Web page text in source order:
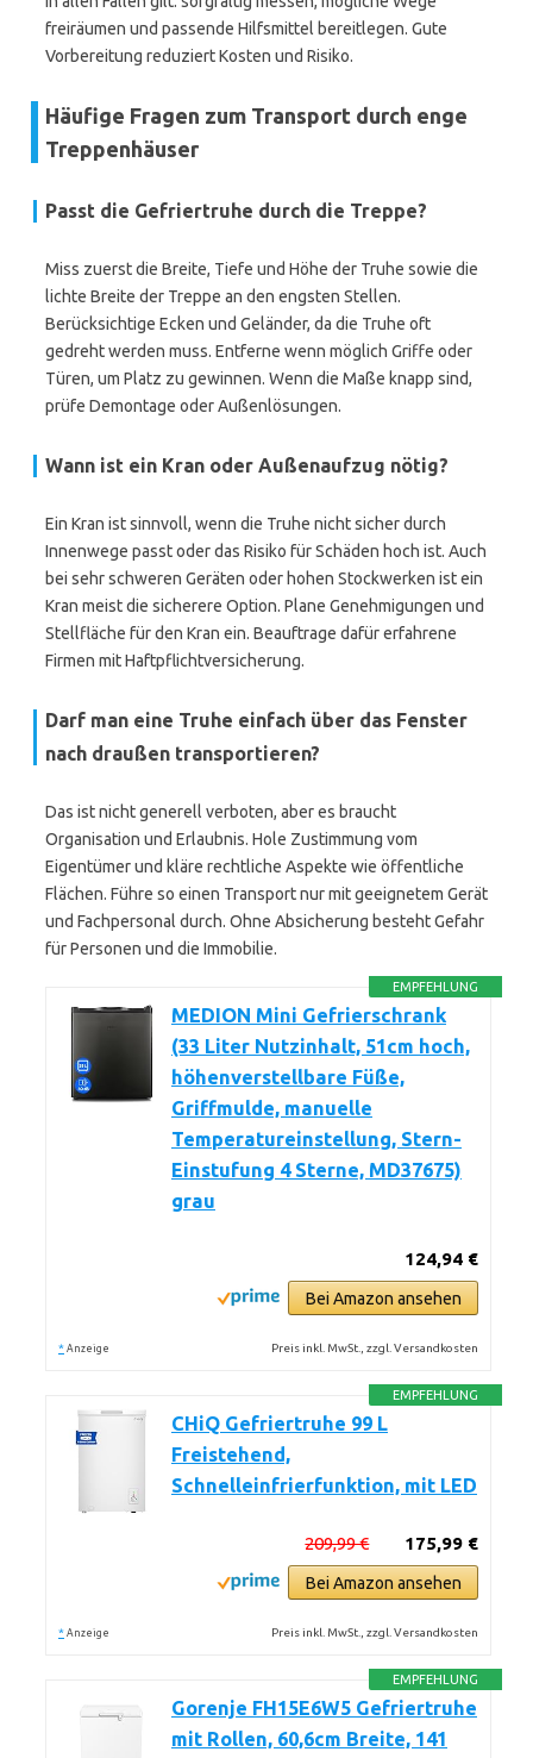
freiräumen und passende Hilfsmittel bereitlegen. Gute
Vorbereitung reduziert Kosten und Risiko.
Häufige Fragen zum Transport durch enge
Treppenhäuser
Passt die Gefriertruhe durch die Treppe?
Miss zuerst die Breite, Tiefe und Höhe der Truhe sowie die
lichte Breite der Treppe an den engsten Stellen.
Berücksichtige Ecken und Geländer, da die Truhe oft
gedreht werden muss. Entferne wenn möglich Griffe oder
Türen, um Platz zu gewinnen. Wenn die Maße knapp sind,
prüfe Demontage oder Außenlösungen.
Wann ist ein Kran oder Außenaufzug nötig?
Ein Kran ist sinnvoll, wenn die Truhe nicht sicher durch
Innenwege passt oder das Risiko für Schäden hoch ist. Auch
bei sehr schweren Geräten oder hohen Stockwerken ist ein
Kran meist die sicherere Option. Plane Genehmigungen und
Stellfläche für den Kran ein. Beauftrage dafür erfahrene
Firmen mit Haftpflichtversicherung.
Darf man eine Truhe einfach über das Fenster
nach draußen transportieren?
Das ist nicht generell verboten, aber es braucht
Organisation und Erlaubnis. Hole Zustimmung vom
Eigentümer und kläre rechtliche Aspekte wie öffentliche
Flächen. Führe so einen Transport nur mit geeignetem Gerät
und Fachpersonal durch. Ohne Absicherung besteht Gefahr
für Personen und die Immobilie.
EMPFEHLUNG
MEDION Mini Gefrierschrank
(33 Liter Nutzinhalt, 51cm hoch,
höhenverstellbare Füße,
Griffmulde, manuelle
Temperatureinstellung, Stern-
Einstufung 4 Sterne, MD37675)
grau
124,94 €
Bei Amazon ansehen
* Anzeige Preis inkl. MwSt., zzgl. Versandkosten
EMPFEHLUNG
CHiQ Gefriertruhe 99 L
Freistehend,
Schnelleinfrierfunktion, mit LED
175,99 €
209,99 €
Bei Amazon ansehen
* Anzeige Preis inkl. MwSt., zzgl. Versandkosten
EMPFEHLUNG
Gorenje FH15E6W5 Gefriertruhe
mit Rollen, 60,6cm Breite, 141